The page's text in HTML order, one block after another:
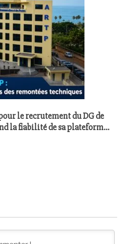
le recrutement du DG de
la fiabilité de sa plateforme
techniques